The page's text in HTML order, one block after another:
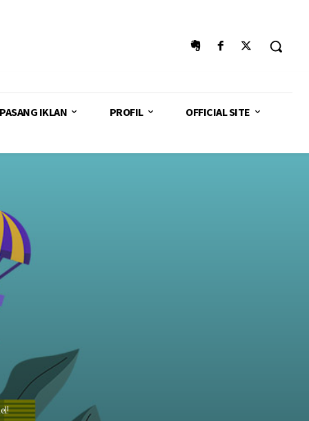
PASANG IKLAN PROFIL OFFICIAL SITE